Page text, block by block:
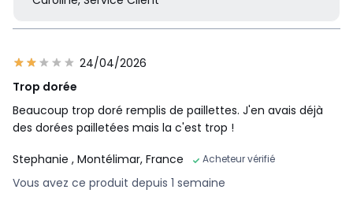
24/04/2026
Trop dorée
Beaucoup trop doré remplis de paillettes. J'en avais déjà
des dorées pailletées mais la c'est trop !
Stephanie , Montélimar, France Acheteur vérifié
Vous avez ce produit depuis 1 semaine